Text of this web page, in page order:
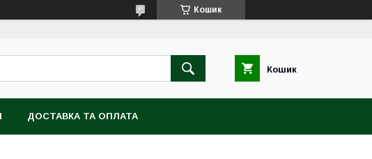
Кошик
Кошик
ДОСТАВКА ТА ОПЛАТА